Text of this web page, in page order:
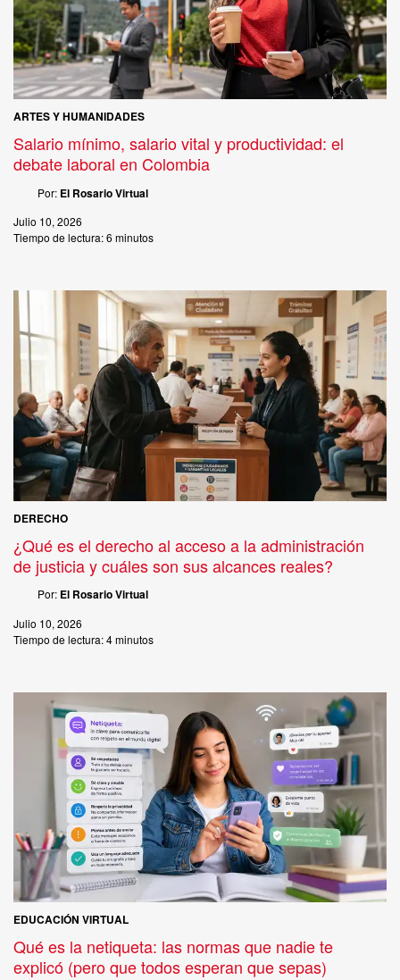
ARTES Y HUMANIDADES
Salario mínimo, salario vital y productividad: el
debate laboral en Colombia
Por: El Rosario Virtual
Julio 10, 2026
Tiempo de lectura:6 minutos
DERECHO
¿Qué es el derecho al acceso a la administración
de justicia y cuáles son sus alcances reales?
Por: El Rosario Virtual
Julio 10, 2026
Tiempo de lectura:4 minutos
EDUCACIÓN VIRTUAL
Qué es la netiqueta: las normas que nadie te
explicó (pero que todos esperan que sepas)